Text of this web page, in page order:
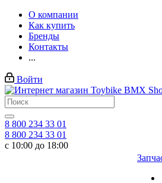
О компании
Как купить
Бренды
Контакты
...
Войти
8 800 234 33 01
8 800 234 33 01
с 10:00 до 18:00